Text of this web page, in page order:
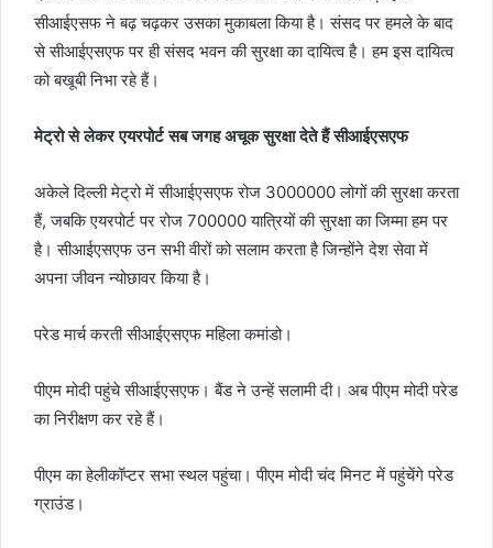
सीआईएसफ ने बढ़ चढ़कर उसका मुकाबला किया है। संसद पर हमले के बाद
से सीआईएसएफ पर ही संसद भवन की सुरक्षा का दायित्व है। हम इस दायित्व
को बखूबी निभा रहे हैं।
मेट्रो से लेकर एयरपोर्ट सब जगह अचूक सुरक्षा देते हैं सीआईएसएफ
अकेले दिल्ली मेट्रो में सीआईएसएफ रोज 3000000 लोगों की सुरक्षा करता
हैं, जबकि एयरपोर्ट पर रोज 700000 यात्रियों की सुरक्षा का जिम्मा हम पर
है। सीआईएसएफ उन सभी वीरों को सलाम करता है जिन्होंने देश सेवा में
अपना जीवन न्योछावर किया है।
परेड मार्च करती सीआईएसएफ महिला कमांडो।
पीएम मोदी पहुंचे सीआईएसएफ। बैंड ने उन्‍हें सलामी दी। अब पीएम मोदी परेड
का निरीक्षण कर रहे हैं।
पीएम का हेलीकॉप्‍टर सभा स्‍थल पहुंचा। पीएम मोदी चंद मिनट में पहुंचेंगे परेड
ग्राउंड।